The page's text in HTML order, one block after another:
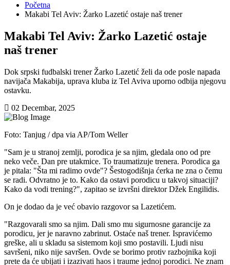
Početna
Makabi Tel Aviv: Žarko Lazetić ostaje naš trener
Makabi Tel Aviv: Žarko Lazetić ostaje
naš trener
Dok srpski fudbalski trener Žarko Lazetić želi da ode posle napada
navijača Makabija, uprava kluba iz Tel Aviva uporno odbija njegovu
ostavku.
02 Decembar, 2025
Foto: Tanjug / dpa via AP/Tom Weller
"Sam je u stranoj zemlji, porodica je sa njim, gledala ono od pre
neko veče. Dan pre utakmice. To traumatizuje trenera. Porodica ga
je pitala: "Šta mi radimo ovde"? Šestogodišnja ćerka ne zna o čemu
se radi. Odvratno je to. Kako da ostavi porodicu u takvoj situaciji?
Kako da vodi trening?", zapitao se izvršni direktor Džek Engilidis.
On je dodao da je već obavio razgovor sa Lazetićem.
"Razgovarali smo sa njim. Dali smo mu sigurnosne garancije za
porodicu, jer je naravno zabrinut. Ostaće naš trener. Ispravićemo
greške, ali u skladu sa sistemom koji smo postavili. Ljudi nisu
savršeni, niko nije savršen. Ovde se borimo protiv razbojnika koji
prete da će ubijati i izazivati haos i traume jednoj porodici. Ne znam